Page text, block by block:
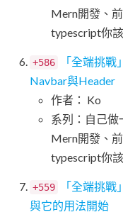
Mern開發、
typescript你
+586
「全端挑
Navbar與Header
作者： Ko
系列：自己做
Mern開發、
typescript你
+559
「全端挑
與它的用法開始